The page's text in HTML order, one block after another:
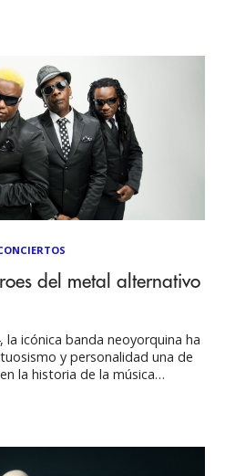
y carisma sobre el escenario.
del metal alternativo
la icónica banda neoyorquina ha
y personalidad una de
la historia de la música
ha demostrado que aún